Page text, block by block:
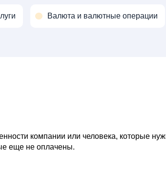
Валюта и валютные операции
компании или человека, которые
еще не оплачены.